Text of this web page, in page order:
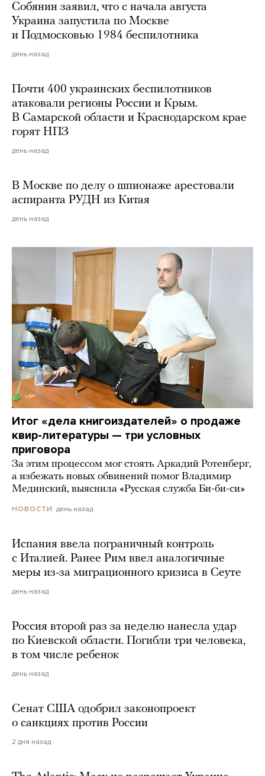
Собянин заявил, что с начала августа
Украина запустила по Москве
и Подмосковью 1984 беспилотника
день назад
Почти 400 украинских беспилотников
атаковали регионы России и Крым.
В Самарской области и Краснодарском крае
горят НПЗ
день назад
В Москве по делу о шпионаже арестовали
аспиранта РУДН из Китая
день назад
Итог «дела книгоиздателей» о продаже
квир-литературы — три условных
приговора
За этим процессом мог стоять Аркадий Ротенберг,
а избежать новых обвинений помог Владимир
Мединский, выяснила «Русская служба Би-би-си»
НОВОСТИ день назад
Испания ввела пограничный контроль
с Италией. Ранее Рим ввел аналогичные
меры из-за миграционного кризиса в Сеуте
день назад
Россия второй раз за неделю нанесла удар
по Киевской области. Погибли три человека,
в том числе ребенок
день назад
Сенат США одобрил законопроект
о санкциях против России
2 дня назад